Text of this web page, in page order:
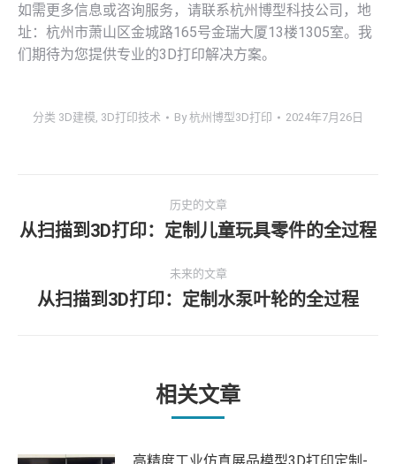
如需更多信息或咨询服务，请联系杭州博型科技公司，地
址：杭州市萧山区金城路165号金瑞大厦13楼1305室。我
们期待为您提供专业的3D打印解决方案。
分类 3D建模 3D打印技术 By杭州博型3D打印 2024年7月26日
章
航
历史的文章
历
的
文
从扫描到3D打印：定制儿童玩具零件的全过程
未来的文章
未
章：
从扫描到3D打印：定制水泵叶轮的全过程
相关文章